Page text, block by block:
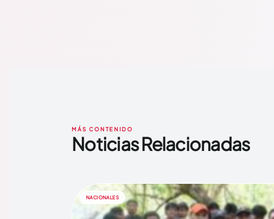
MÁS CONTENIDO
Noticias Relacionadas
NACIONALES